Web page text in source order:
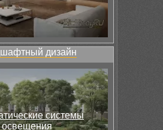
дизайн
системы
освещения